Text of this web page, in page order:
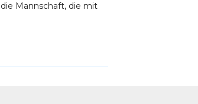
Mannschaft, die mit